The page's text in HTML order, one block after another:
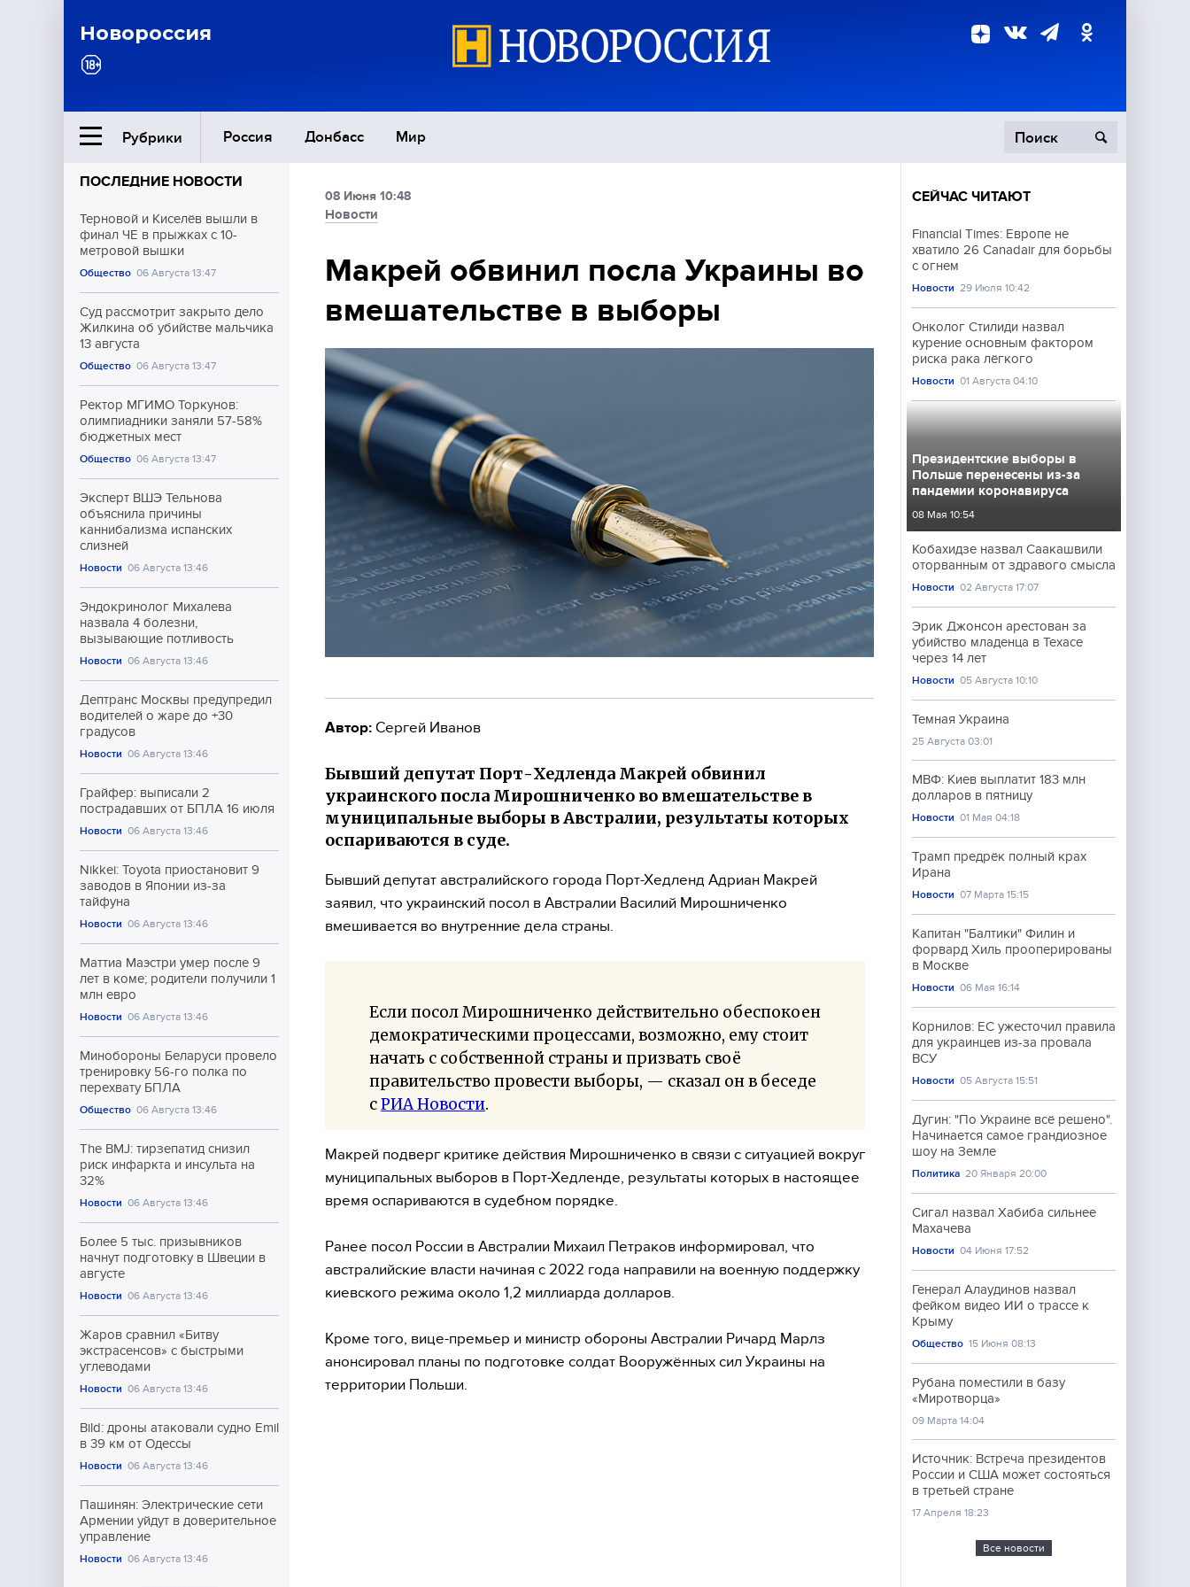
Новороссия
Рубрики Россия Донбасс Мир
Ближний Восток
Общество
Экономика
Происшествия
Культура
Спорт
ПОСЛЕДНИЕ НОВОСТИ
Терновой и Киселёв вышли в
финал ЧЕ в прыжках с 10-
метровой вышки
Общество 06 Августа 13:47
Суд рассмотрит закрыто дело
Жилкина об убийстве мальчика
13 августа
Общество 06 Августа 13:47
Ректор МГИМО Торкунов:
олимпиадники заняли 57-58%
бюджетных мест
Общество 06 Августа 13:47
Эксперт ВШЭ Тельнова
объяснила причины
каннибализма испанских
слизней
Новости 06 Августа 13:46
Эндокринолог Михалева
назвала 4 болезни,
вызывающие потливость
Новости 06 Августа 13:46
Дептранс Москвы предупредил
водителей о жаре до +30
градусов
Новости 06 Августа 13:46
Грайфер: выписали 2
пострадавших от БПЛА 16 июля
Новости 06 Августа 13:46
Nikkei: Toyota приостановит 9
заводов в Японии из-за
тайфуна
Новости 06 Августа 13:46
Маттиа Маэстри умер после 9
лет в коме; родители получили 1
млн евро
Новости 06 Августа 13:46
Минобороны Беларуси провело
тренировку 56-го полка по
перехвату БПЛА
Общество 06 Августа 13:46
The BMJ: тирзепатид снизил
риск инфаркта и инсульта на
32%
Новости 06 Августа 13:46
Более 5 тыс. призывников
начнут подготовку в Швеции в
августе
Новости 06 Августа 13:46
Жаров сравнил «Битву
экстрасенсов» с быстрыми
углеводами
Новости 06 Августа 13:46
Bild: дроны атаковали судно Emil
в 39 км от Одессы
Новости 06 Августа 13:46
Пашинян: Электрические сети
Армении уйдут в доверительное
управление
Новости 06 Августа 13:46
08 Июня 10:48
Новости
Макрей обвинил посла Украины во
вмешательстве в выборы
Автор: Сергей Иванов
Бывший депутат Порт-Хедленда Макрей обвинил
украинского посла Мирошниченко во вмешательстве в
муниципальные выборы в Австралии, результаты которых
оспариваются в суде.
Бывший депутат австралийского города Порт-Хедленд Адриан Макрей
заявил, что украинский посол в Австралии Василий Мирошниченко
вмешивается во внутренние дела страны.
Если посол Мирошниченко действительно обеспокоен
демократическими процессами, возможно, ему стоит
начать с собственной страны и призвать своё
правительство провести выборы, — сказал он в беседе
сРИА Новости.
Макрей подверг критике действия Мирошниченко в связи с ситуацией вокруг
муниципальных выборов в Порт-Хедленде, результаты которых в настоящее
время оспариваются в судебном порядке.
Ранее посол России в Австралии Михаил Петраков информировал, что
австралийские власти начиная с 2022 года направили на военную поддержку
киевского режима около 1,2 миллиарда долларов.
Кроме того, вице-премьер и министр обороны Австралии Ричард Марлз
анонсировал планы по подготовке солдат Вооружённых сил Украины на
территории Польши.
СЕЙЧАС ЧИТАЮТ
Financial Times: Европе не
хватило 26 Canadair для борьбы
с огнем
Новости 29 Июля 10:42
Онколог Стилиди назвал
курение основным фактором
риска рака лёгкого
Новости 01 Августа 04:10
Президентские выборы в
Польше перенесены из-за
пандемии коронавируса
08 Мая 10:54
Кобахидзе назвал Саакашвили
оторванным от здравого смысла
Новости 02 Августа 17:07
Эрик Джонсон арестован за
убийство младенца в Техасе
через 14 лет
Новости 05 Августа 10:10
Темная Украина
25 Августа 03:01
МВФ: Киев выплатит 183 млн
долларов в пятницу
Новости 01 Мая 04:18
Трамп предрёк полный крах
Ирана
Новости 07 Марта 15:15
Капитан "Балтики" Филин и
форвард Хиль прооперированы
в Москве
Новости 06 Мая 16:14
Корнилов: ЕС ужесточил правила
для украинцев из-за провала
ВСУ
Новости 05 Августа 15:51
Дугин: "По Украине всё решено".
Начинается самое грандиозное
шоу на Земле
Политика 20 Января 20:00
Сигал назвал Хабиба сильнее
Махачева
Новости 04 Июня 17:52
Генерал Алаудинов назвал
фейком видео ИИ о трассе к
Крыму
Общество 15 Июня 08:13
Рубана поместили в базу
«Миротворца»
09 Марта 14:04
Источник: Встреча президентов
России и США может состояться
в третьей стране
17 Апреля 18:23
Все новости